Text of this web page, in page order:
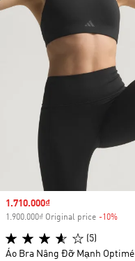
Sale price
1.710.000₫
1.900.000₫ Original price -10%
(5)
Áo Bra Nâng Đỡ Mạnh Optimé